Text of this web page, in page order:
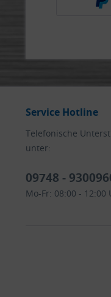
Service Hotline
Telefonische
unter:
09748 -
Mo-Fr: 08:00 - 12:00